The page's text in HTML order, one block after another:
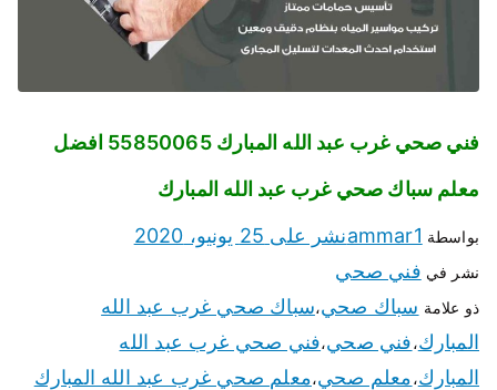
فني صحي غرب عبد الله المبارك 55850065 افضل
معلم سباك صحي غرب عبد الله المبارك
بواسطة ammar1نشر على 25 يونيو، 2020
نشر في فني صحي
ذو علامة سباك صحي،سباك صحي غرب عبد الله
المبارك،فني صحي،فني صحي غرب عبد الله
المبارك،معلم صحي،معلم صحي غرب عبد الله المبارك